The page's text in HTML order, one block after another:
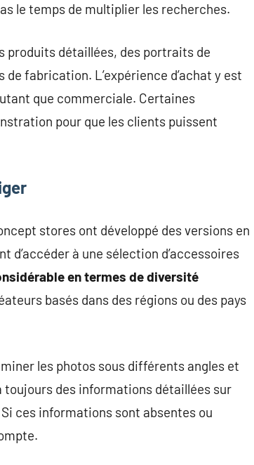
le temps de multiplier les recherches.
produits détaillées, des portraits de
fabrication. L’expérience d’achat y est
que commerciale. Certaines
pour que les clients puissent
stores ont développé des versions en
à une sélection d’accessoires
en termes de diversité
basés dans des régions ou des pays
les photos sous différents angles et
des informations détaillées sur
ces informations sont absentes ou